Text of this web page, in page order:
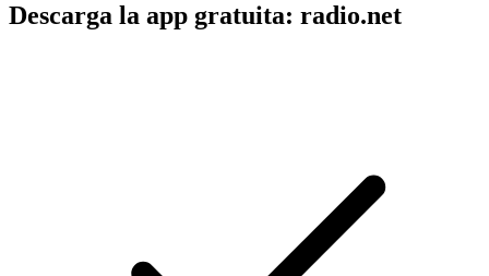
Descarga la app gratuita: radio.net